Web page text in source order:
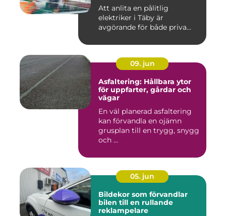
Att anlita en pålitlig
elektriker i Täby är
avgörande för både priva...
09. jun
Asfaltering: Hållbara ytor
för uppfarter, gårdar och
vägar
En väl planerad asfaltering
kan förvandla en ojämn
grusplan till en trygg, snygg
och ...
05. jun
Bildekor som förvandlar
bilen till en rullande
reklampelare